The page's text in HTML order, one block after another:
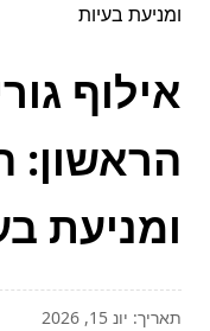
ומניעת בעיות
אילוף
הראשון:
ומניעת
תאריך: יונ 15, 2026